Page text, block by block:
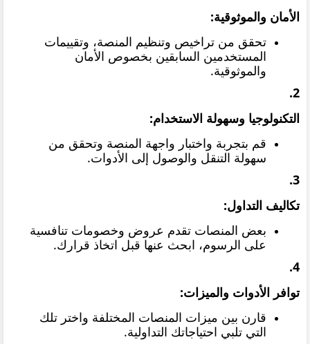
الأمان والموثوقية:
تحقق من تراخيص وتنظيم المنصة، وتقييمات
المستخدمين السابقين بخصوص الأمان
والموثوقية.
2.
التكنولوجيا وسهولة الاستخدام:
قم بتجربة واختبار واجهة المنصة وتحقق من
سهولة التنقل والوصول إلى الأدوات.
3.
تكاليف التداول:
بعض المنصات تقدم عروض وخصومات تنافسية
على الرسوم، ابحث عنها قبل اتخاذ قرارك.
4.
توافر الأدوات والميزات:
قارن بين ميزات المنصات المختلفة واختر تلك
التي تلبي احتياجاتك التداولية.